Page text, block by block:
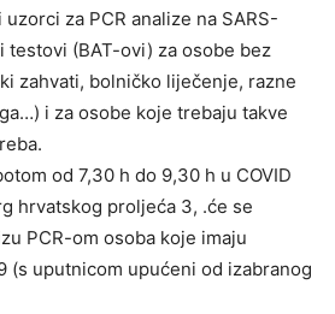
za PCR analize na SARS-
testovi (BAT-ovi) za osobe bez
zahvati, bolničko liječenje, razne
i za osobe koje trebaju takve
od 7,30 h do 9,30 h u COVID
hrvatskog proljeća 3, .će se
PCR-om osoba koje imaju
(s uputnicom upućeni od izabranog